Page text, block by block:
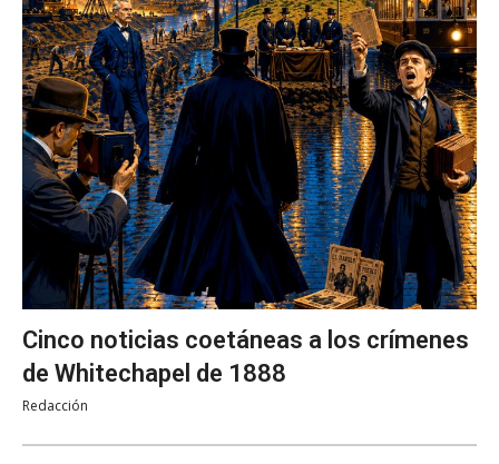
Cinco noticias coetáneas a los crímenes
de Whitechapel de 1888
Redacción